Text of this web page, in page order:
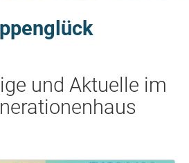
und Aktuelle im